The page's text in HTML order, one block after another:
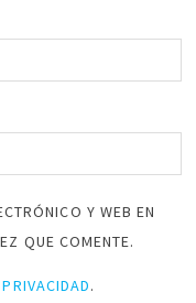
Y WEB EN
QUE COMENTE.
.